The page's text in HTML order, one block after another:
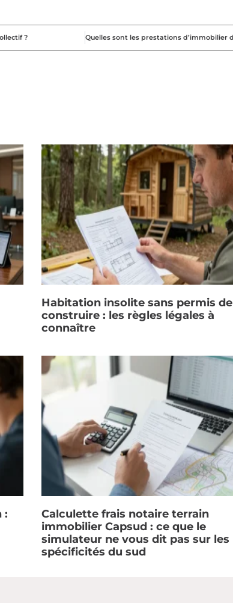
?
Habitation insolite sans permis de
construire : les règles légales à
connaître
:
Calculette frais notaire terrain
immobilier Capsud : ce que le
simulateur ne vous dit pas sur les
spécificités du sud